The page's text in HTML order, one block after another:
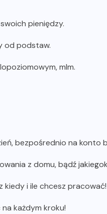
pieniędzy.
od podstaw.
mlm.
bezpośrednio na konto
z domu, bądź
kiedy i ile chcesz pracować!
każdym kroku!